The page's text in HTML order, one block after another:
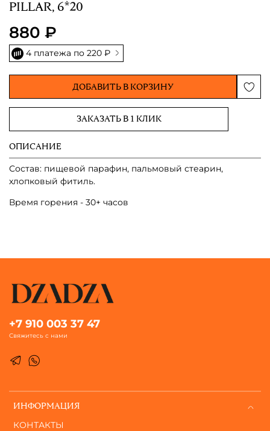
PILLAR, 6*20
880 ₽
4 платежа по 220 ₽
ДОБАВИТЬ В КОРЗИНУ
ЗАКАЗАТЬ В 1 КЛИК
ОПИСАНИЕ
Состав: пищевой парафин, пальмовый стеарин,
хлопковый фитиль.
Время горения - 30+ часов
ИНФОРМАЦИЯ
КОНТАКТЫ
+7 910 003 37 47
Свяжитесь с нами